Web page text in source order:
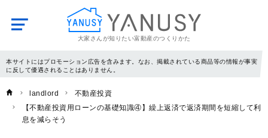
大家さんが知りたい富動産のつくりかた
YANUSY
本サイトにはプロモーション広告を含みます。なお、掲載されている商品等の情報が事実
に反して優遇されることはありません。
landlord
不動産投資
【不動産投資用ローンの基礎知識④】繰上返済で返済期間を短縮して利
息を減らそう